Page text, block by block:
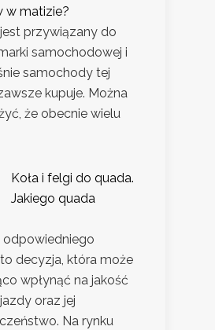
w matizie?
przywiązany do
samochodowej i
samochody tej
kupuje. Można
że obecnie wielu
Koła i felgi do quada.
Jakiego quada
decyzja, która może
wpłynąć na jakość
oraz jej
Na rynku